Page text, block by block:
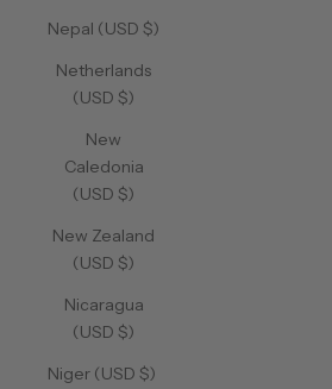
Nepal (USD $)
Netherlands
(USD $)
New
Caledonia
(USD $)
New Zealand
(USD $)
Nicaragua
(USD $)
Niger (USD $)